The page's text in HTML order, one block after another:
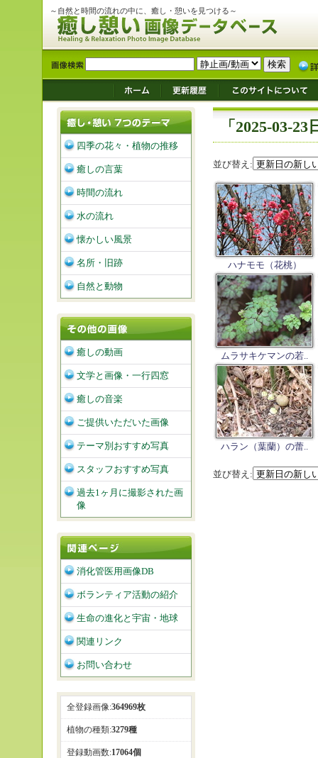
～自然と時間の流れの中に、癒し・憩いを見つける～
「2025-03-
並び替え:
ハナモモ（花桃）
ムラサキケマンの若..
ハラン（葉蘭）の蕾..
並び替え:
四季の花々・植物の推移
癒しの言葉
時間の流れ
水の流れ
懐かしい風景
名所・旧跡
自然と動物
癒しの動画
文学と画像・一行四窓
癒しの音楽
ご提供いただいた画像
テーマ別おすすめ写真
スタッフおすすめ写真
過去1ヶ月に撮影された画
像
消化管医用画像DB
ボランティア活動の紹介
生命の進化と宇宙・地球
関連リンク
お問い合わせ
全登録画像:364969枚
植物の種類:3279種
登録動画数:17064個